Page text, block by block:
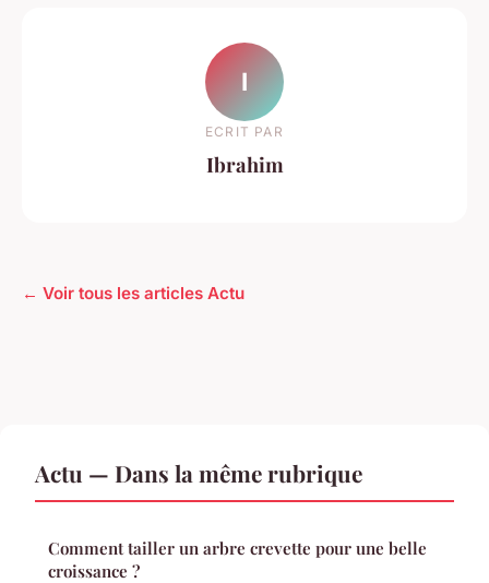
I
ECRIT PAR
Ibrahim
← Voir tous les articles Actu
Actu — Dans la même rubrique
Comment tailler un arbre crevette pour une belle
croissance ?